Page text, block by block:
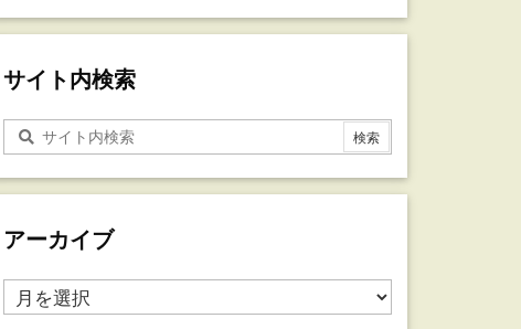
サイト内検索
アーカイブ
ア
ー